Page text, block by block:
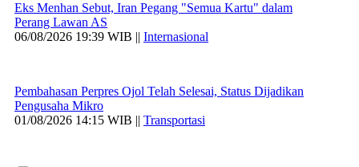
Eks Menhan Sebut, Iran Pegang "Semua Kartu" dalam
Perang Lawan AS
06/08/2026 19:39 WIB || Internasional
Pembahasan Perpres Ojol Telah Selesai, Status Dijadikan
Pengusaha Mikro
01/08/2026 14:15 WIB || Transportasi